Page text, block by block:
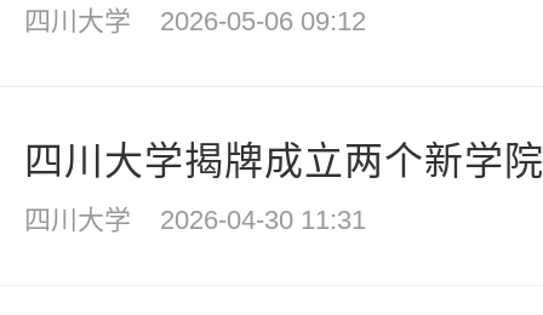
四川大学 2026-05-06 09:12
四川大学揭牌成立两个新学
四川大学 2026-04-30 11:31